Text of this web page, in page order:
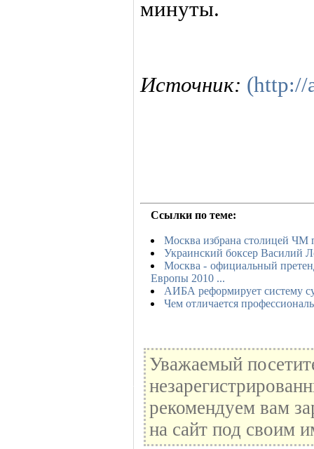
минуты.
Источник: (http://
Ссылки по теме:
Москва избрана столицей ЧМ
Украинский боксер Василий
Москва - официальный
Европы 2010 ...
АИБА реформирует систему
Чем отличается
Уважаемый
рекомендуем вам
на сайт под своим